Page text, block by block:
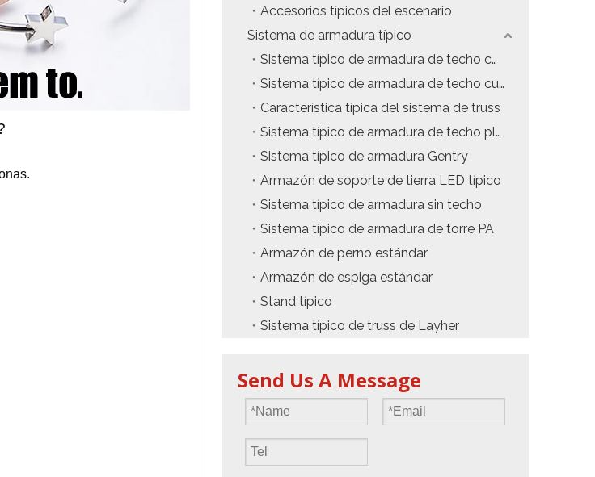
Accesorios típicos del escenario
Sistema de armadura típico
Sistema típico de armadura de techo con estructura en A
Sistema típico de armadura de techo curvo
Característica típica del sistema de truss
Sistema típico de armadura de techo plano
Sistema típico de armadura Gentry
Armazón de soporte de tierra LED típico
Sistema típico de armadura sin techo
Sistema típico de armadura de torre PA
Armazón de perno estándar
Armazón de espiga estándar
Stand típico
Sistema típico de truss de Layher
Send Us A Message